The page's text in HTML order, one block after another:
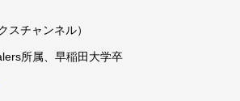
スチャンネル）
所属、早稲田大学卒